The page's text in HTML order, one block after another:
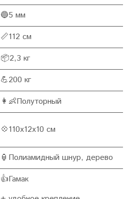
🔵5 мм
📏112 см
📦2,3 кг
💪200 кг
👩👶Полуторный
💠110x12x10 см
🏮 Полиамидный шнур, дерево
👍Гамак